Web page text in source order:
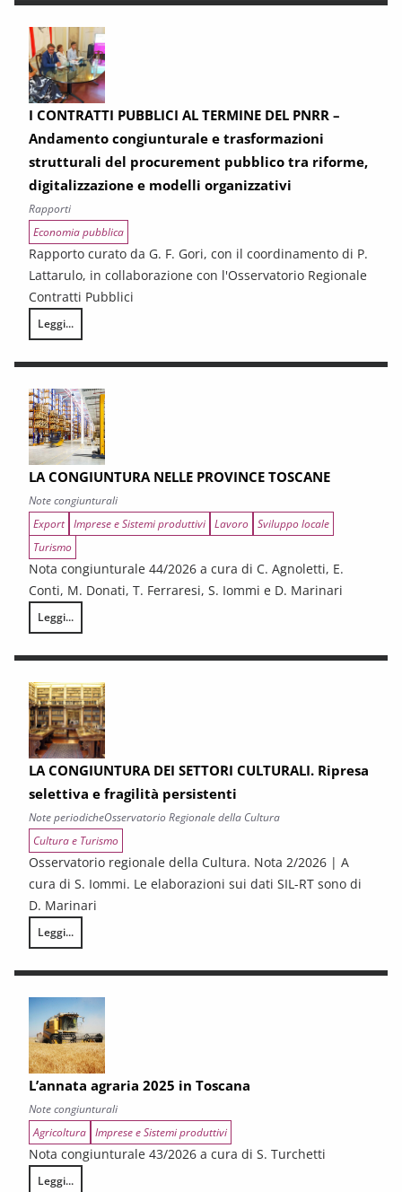
I CONTRATTI PUBBLICI AL TERMINE DEL PNRR –
Andamento congiunturale e trasformazioni
strutturali del procurement pubblico tra riforme,
digitalizzazione e modelli organizzativi
Rapporti
Economia pubblica
Rapporto curato da G. F. Gori, con il coordinamento di P.
Lattarulo, in collaborazione con l'Osservatorio Regionale
Contratti Pubblici
Leggi...
I CONTRATTI PUBBLICI AL TERMINE DEL PNRR – Andamento
LA CONGIUNTURA NELLE PROVINCE TOSCANE
Note congiunturali
Export Imprese e Sistemi produttivi Lavoro Sviluppo locale
Turismo
Nota congiunturale 44/2026 a cura di C. Agnoletti, E.
Conti, M. Donati, T. Ferraresi, S. Iommi e D. Marinari
Leggi...
LA CONGIUNTURA NELLE PROVINCE TOSCANE
LA CONGIUNTURA DEI SETTORI CULTURALI. Ripresa
selettiva e fragilità persistenti
Note periodicheOsservatorio Regionale della Cultura
Cultura e Turismo
Osservatorio regionale della Cultura. Nota 2/2026 | A
cura di S. Iommi. Le elaborazioni sui dati SIL-RT sono di
D. Marinari
Leggi...
LA CONGIUNTURA DEI SETTORI CULTURALI. Ripresa selettiva e
L’annata agraria 2025 in Toscana
Note congiunturali
Agricoltura Imprese e Sistemi produttivi
Nota congiunturale 43/2026 a cura di S. Turchetti
Leggi...